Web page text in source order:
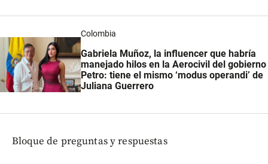
Colombia
Gabriela Muñoz, la influencer que habría
manejado hilos en la Aerocivil del gobierno
Petro: tiene el mismo ‘modus operandi’ de
Juliana Guerrero
Bloque de preguntas y respuestas